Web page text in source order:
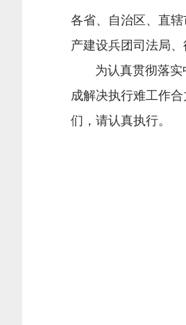
各省、自治区、直
产建设兵团司法局、
为认真贯彻落实中
成解决执行难工作
们，请认真执行。